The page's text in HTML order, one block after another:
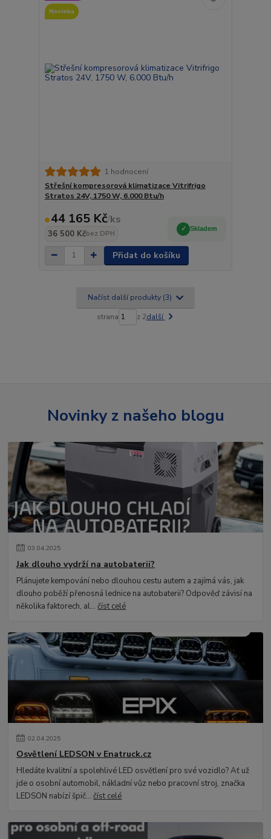
Novinka
1 hodnocení
Střešní kompresorová klimatizace Vitrifrigo
Stratos 24V, 1750 W, 6.000 Btu/h
44 165 Kč/ks
36 500 Kčbez DPH
Skladem
Přidat do košíku
Načíst další produkty (3)
strana z 2další
Novinky z našeho blogu
03.04.2025
Jak dlouho vydrží na autobaterii?
Plánujete kempování nebo dlouhou cestu autem a zajímá vás, jak
dlouho poběží přenosná lednice na autobaterii? Odpověď závisí na
několika faktorech, al...číst celé
02.04.2025
Osvětlení LEDSON v Enatruck.cz
Hledáte kvalitní a spolehlivé LED osvětlení pro své vozidlo? Ať už
jde o osobní automobil, nákladní vůz nebo pracovní stroj, značka
LEDSON nabízí špič...číst celé